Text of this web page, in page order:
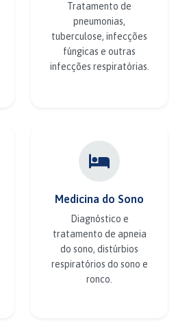
Tratamento de
pneumonias,
tuberculose, infecções
fúngicas e outras
infecções respiratórias.
Medicina do Sono
Diagnóstico e
tratamento de apneia
do sono, distúrbios
respiratórios do sono e
ronco.